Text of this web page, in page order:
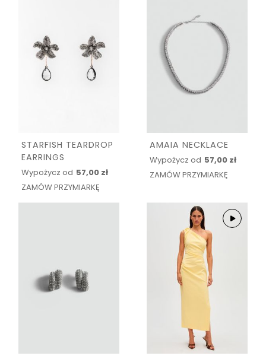
STARFISH TEARDROP
EARRINGS
Wypożycz od 57,00 zł
ZAMÓW PRZYMIARKĘ
AMAIA NECKLACE
Wypożycz od 57,00 zł
ZAMÓW PRZYMIARKĘ